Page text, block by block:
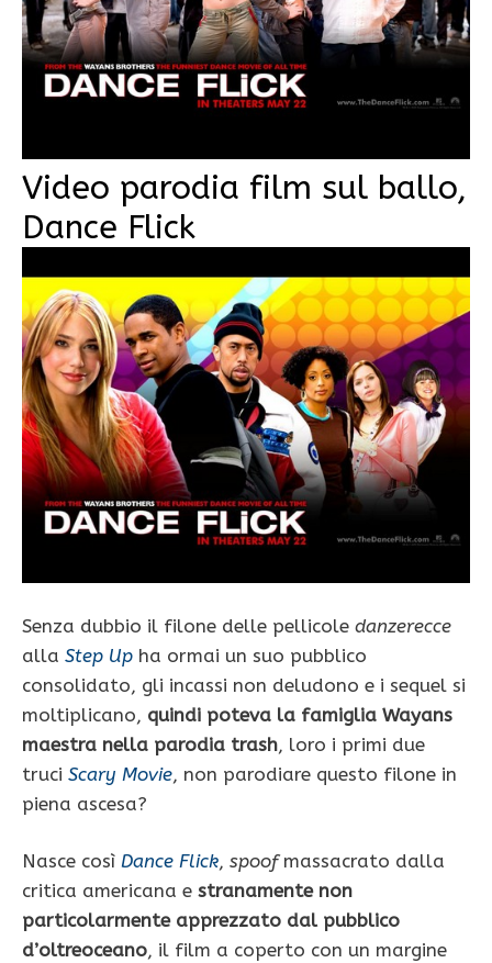
Video parodia film sul ballo,
Dance Flick
Senza dubbio il filone delle pellicole danzerecce
alla Step Up ha ormai un suo pubblico
consolidato, gli incassi non deludono e i sequel si
moltiplicano, quindi poteva la famiglia Wayans
maestra nella parodia trash, loro i primi due
truci Scary Movie, non parodiare questo filone in
piena ascesa?
Nasce così Dance Flick, spoofmassacrato dalla
critica americana e stranamente non
particolarmente apprezzato dal pubblico
d’oltreoceano, il film a coperto con un margine